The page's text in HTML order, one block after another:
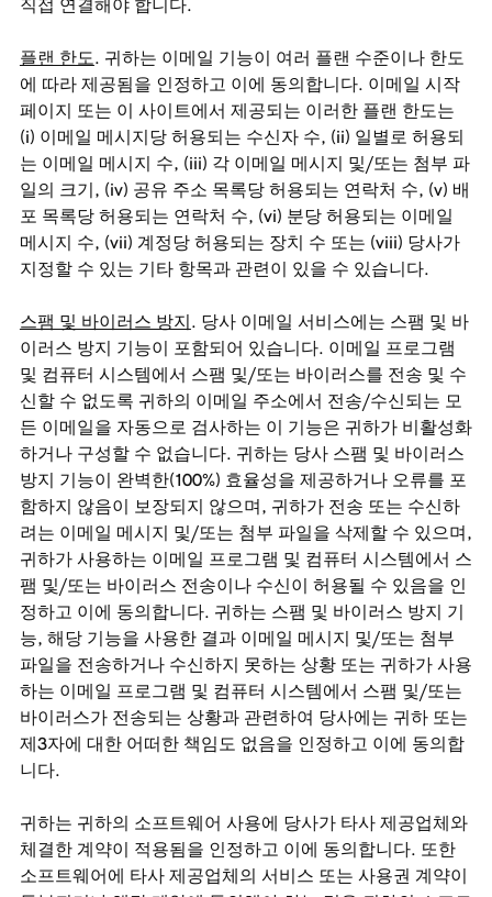
직접 연결해야 합니다.
플랜 한도
. 귀하는 이메일 기능이 여러 플랜 수준이나 한도
에 따라 제공됨을 인정하고 이에 동의합니다. 이메일 시작
페이지 또는 이 사이트에서 제공되는 이러한 플랜 한도는
(i) 이메일 메시지당 허용되는 수신자 수, (ii) 일별로 허용되
는 이메일 메시지 수, (iii) 각 이메일 메시지 및/또는 첨부 파
일의 크기, (iv) 공유 주소 목록당 허용되는 연락처 수, (v) 배
포 목록당 허용되는 연락처 수, (vi) 분당 허용되는 이메일
메시지 수, (vii) 계정당 허용되는 장치 수 또는 (viii) 당사가
지정할 수 있는 기타 항목과 관련이 있을 수 있습니다.
스팸 및 바이러스 방지
. 당사 이메일 서비스에는 스팸 및 바
이러스 방지 기능이 포함되어 있습니다. 이메일 프로그램
및 컴퓨터 시스템에서 스팸 및/또는 바이러스를 전송 및 수
신할 수 없도록 귀하의 이메일 주소에서 전송/수신되는 모
든 이메일을 자동으로 검사하는 이 기능은 귀하가 비활성화
하거나 구성할 수 없습니다. 귀하는 당사 스팸 및 바이러스
방지 기능이 완벽한(100%) 효율성을 제공하거나 오류를 포
함하지 않음이 보장되지 않으며, 귀하가 전송 또는 수신하
려는 이메일 메시지 및/또는 첨부 파일을 삭제할 수 있으며,
귀하가 사용하는 이메일 프로그램 및 컴퓨터 시스템에서 스
팸 및/또는 바이러스 전송이나 수신이 허용될 수 있음을 인
정하고 이에 동의합니다. 귀하는 스팸 및 바이러스 방지 기
능, 해당 기능을 사용한 결과 이메일 메시지 및/또는 첨부
파일을 전송하거나 수신하지 못하는 상황 또는 귀하가 사용
하는 이메일 프로그램 및 컴퓨터 시스템에서 스팸 및/또는
바이러스가 전송되는 상황과 관련하여 당사에는 귀하 또는
제3자에 대한 어떠한 책임도 없음을 인정하고 이에 동의합
니다.
귀하는 귀하의 소프트웨어 사용에 당사가 타사 제공업체와
체결한 계약이 적용됨을 인정하고 이에 동의합니다. 또한
소프트웨어에 타사 제공업체의 서비스 또는 사용권 계약이